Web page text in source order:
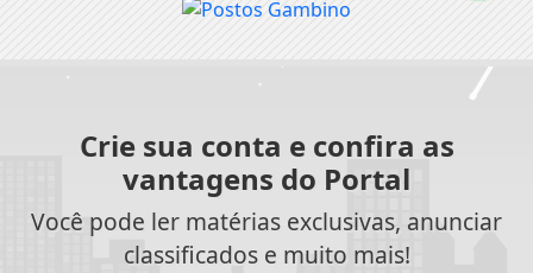
Crie sua conta e confira as
vantagens do Portal
Você pode ler matérias exclusivas, anunciar
classificados e muito mais!